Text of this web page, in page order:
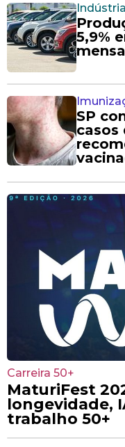
Indústria
5,9%
SP
casos
Carreira 50+
MaturiFest
longevidade,
trabalho 50+